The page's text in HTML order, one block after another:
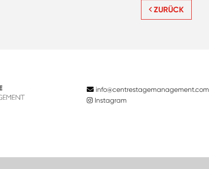
ZURÜCK
info@centrestagemanagement.com
Instagram